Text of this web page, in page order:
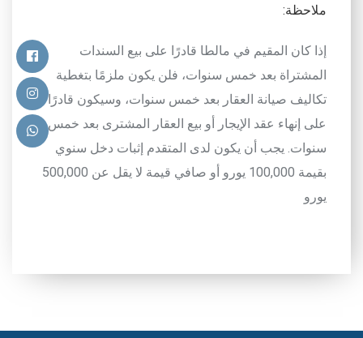
ملاحظة:
إذا كان المقيم في مالطا قادرًا على بيع السندات
المشتراة بعد خمس سنوات، فلن يكون ملزمًا بتغطية
تكاليف صيانة العقار بعد خمس سنوات، وسيكون قادرًا
على إنهاء عقد الإيجار أو بيع العقار المشترى بعد خمس
سنوات. يجب أن يكون لدى المتقدم إثبات دخل سنوي
بقيمة 100,000 يورو أو صافي قيمة لا يقل عن 500,000
يورو